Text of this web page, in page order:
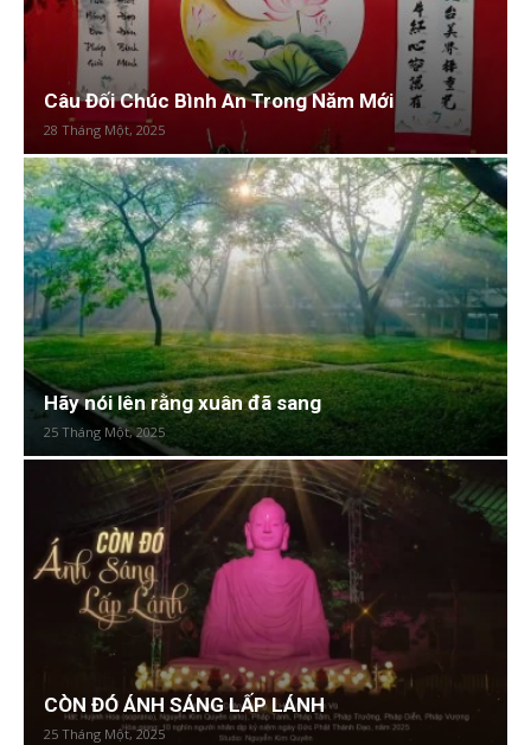
Câu Đối Chúc Bình An Trong Năm Mới
28 Tháng Một, 2025
Hãy nói lên rằng xuân đã sang
25 Tháng Một, 2025
CÒN ĐÓ ÁNH SÁNG LẤP LÁNH
25 Tháng Một, 2025